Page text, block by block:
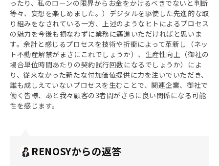
ったり、私のローンの限界からお金をかけるべきでないと判断
等々、妄想を楽しめました。）デジタルを駆使した先進的な取
り組みをなされている一方、上述のようなヒトによるプロセス
の魅力を今後も損なわずに業務に邁進いただければと思いま
す。余計と感じるプロセスを技術や折衝によって革新し（ネッ
ト不動産解禁がまさにこれでしょうか）、生産性向上（御社の
場合単位時間あたりの契約試行回数になるでしょうか）によ
り、従来なかった新たな付加価値提供に力を注いでいただき、
誰も成しえていないプロセスを生むことで、関連企業、御社で
働く皆様、あと我々顧客の3者間がさらに良い関係になる可能
性を感じます。
RENOSYからの返答